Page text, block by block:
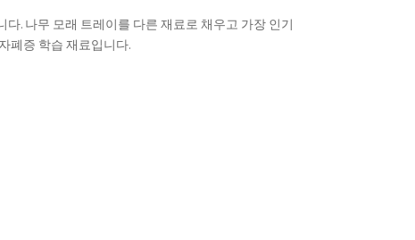
. 나무 모래 트레이를 다른 재료로 채우고 가장 인기
폐증 학습 재료입니다.